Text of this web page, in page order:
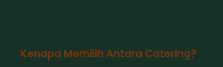
Kenapa Memilih Antara Catering?